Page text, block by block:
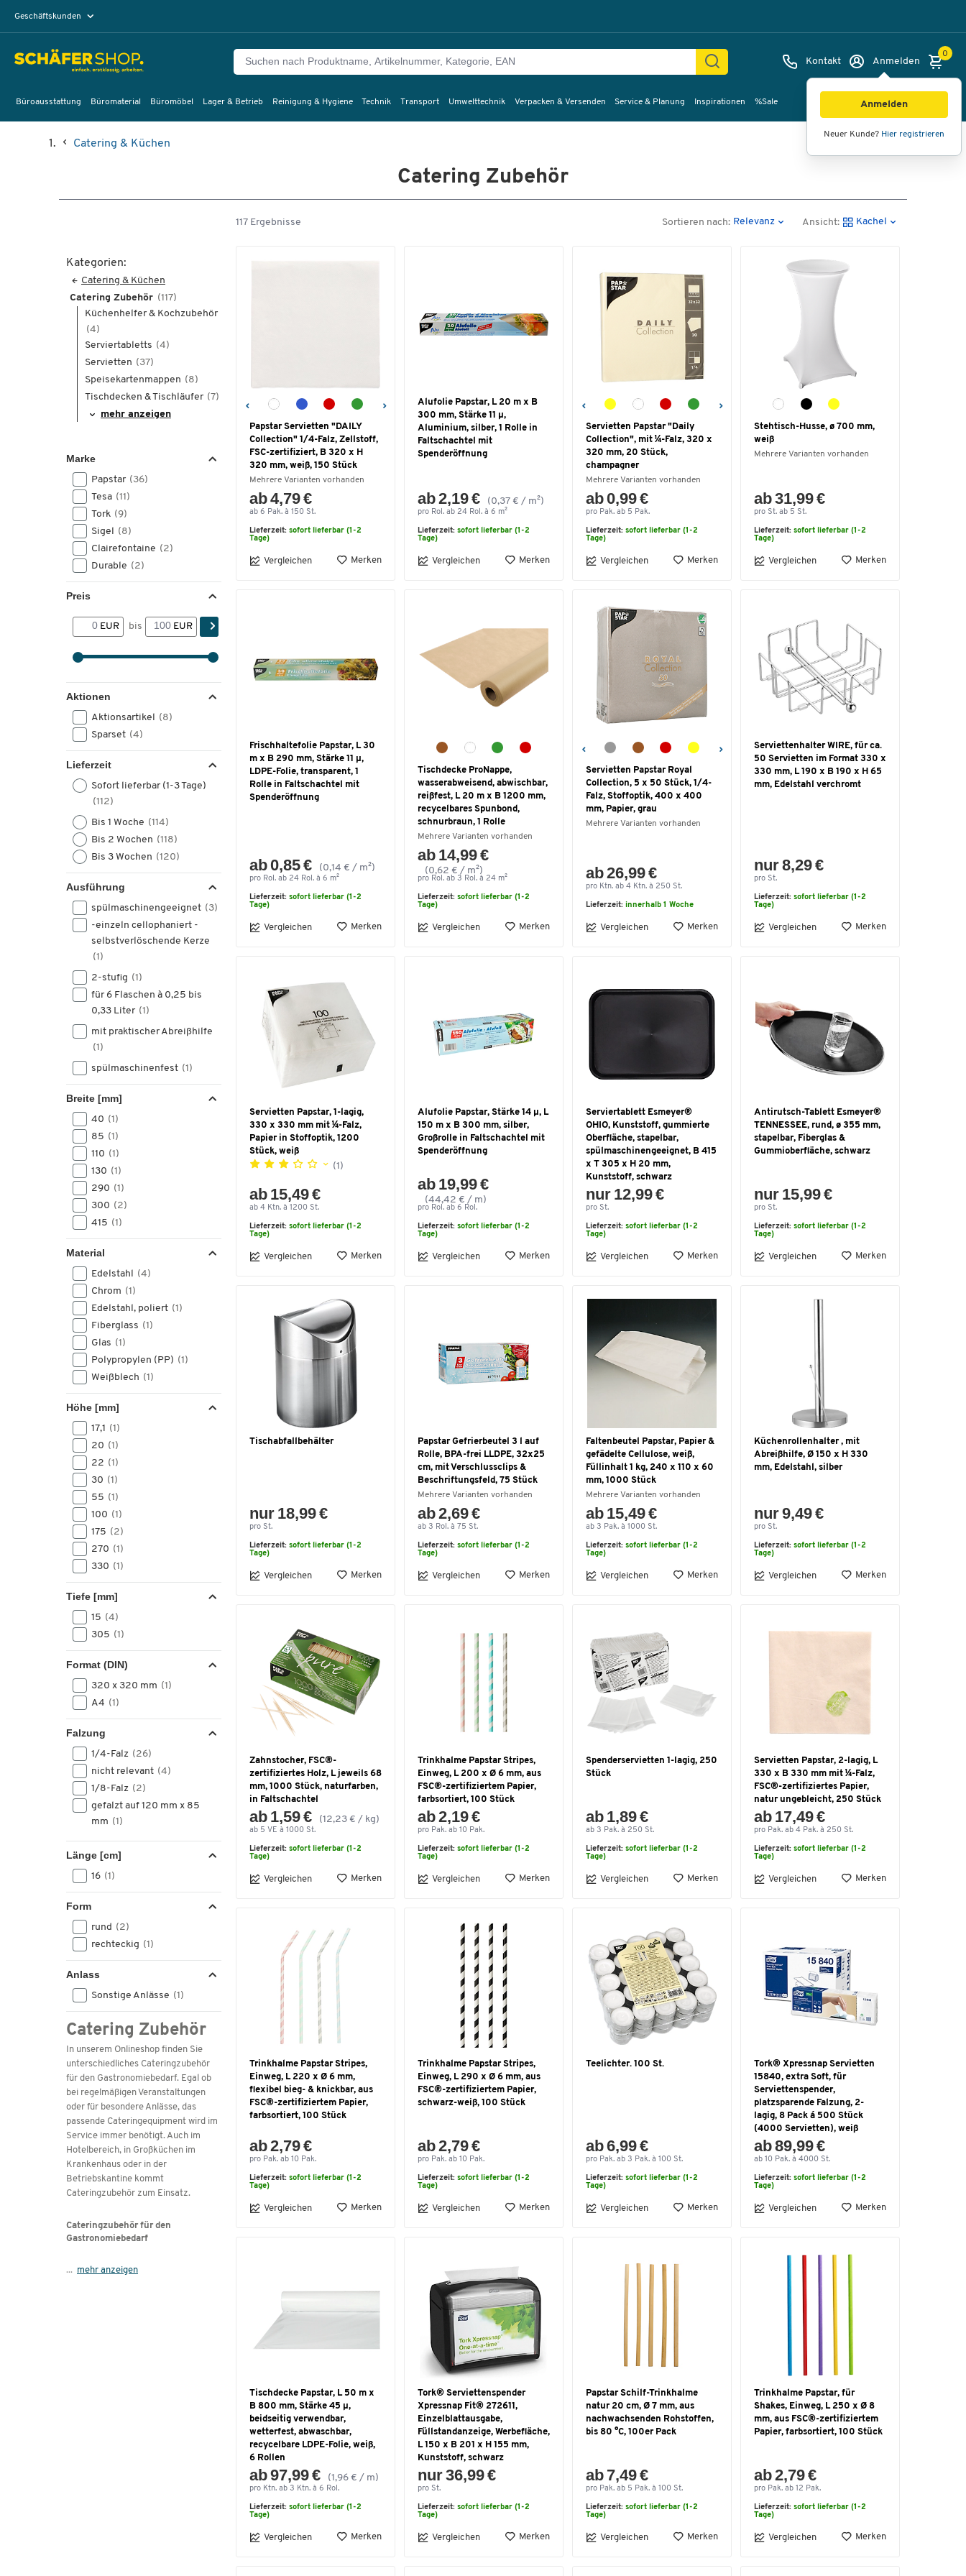
Geschäftskunden
Kontakt Anmelden
Anmelden
Neuer Kunde? Hier registrieren
0
Büroausstattung Büromaterial Büromöbel Lager & Betrieb Reinigung & Hygiene Technik Transport Umwelttechnik Verpacken & Versenden Service & Planung Inspirationen %Sale
Catering & Küchen
Catering Zubehör
Kategorien:
Catering & Küchen
Catering Zubehör (117)
Küchenhelfer & Kochzubehör
(4)
Serviertabletts (4)
Servietten (37)
Speisekartenmappen (8)
Tischdecken & Tischläufer (7)
mehr anzeigen
Marke
Papstar (36)
Tesa (11)
Tork (9)
Sigel (8)
Clairefontaine (2)
Durable (2)
Preis
EUR bis EUR
Aktionen
Aktionsartikel (8)
Sparset (4)
Lieferzeit
Sofort lieferbar (1-3 Tage)
(112)
Bis 1 Woche (114)
Bis 2 Wochen (118)
Bis 3 Wochen (120)
Ausführung
spülmaschinengeeignet (3)
-einzeln cellophaniert -
selbstverlöschende Kerze
(1)
2-stufig (1)
für 6 Flaschen à 0,25 bis
0,33 Liter (1)
mit praktischer Abreißhilfe
(1)
spülmaschinenfest (1)
Breite [mm]
40 (1)
85 (1)
110 (1)
130 (1)
290 (1)
300 (2)
415 (1)
Material
Edelstahl (4)
Chrom (1)
Edelstahl, poliert (1)
Fiberglass (1)
Glas (1)
Polypropylen (PP) (1)
Weißblech (1)
Höhe [mm]
17,1 (1)
20 (1)
22 (1)
30 (1)
55 (1)
100 (1)
175 (2)
270 (1)
330 (1)
Tiefe [mm]
15 (4)
305 (1)
Format (DIN)
320 x 320 mm (1)
A4 (1)
Falzung
1/4-Falz (26)
nicht relevant (4)
1/8-Falz (2)
gefalzt auf 120 mm x 85
mm (1)
Länge [cm]
16 (1)
Form
rund (2)
rechteckig (1)
Anlass
Sonstige Anlässe (1)
Catering Zubehör
In unserem Onlineshop finden Sie
unterschiedliches Cateringzubehör
für den Gastronomiebedarf. Egal ob
bei regelmäßigen Veranstaltungen
oder für besondere Anlässe, das
passende Cateringequipment wird im
Service immer benötigt. Auch im
Hotelbereich, in Großküchen im
Krankenhaus oder in der
Betriebskantine kommt
Cateringzubehör zum Einsatz.
Cateringzubehör für den
Gastronomiebedarf
... mehr anzeigen
117 Ergebnisse Sortieren nach: Relevanz Ansicht: Kachel
Papstar Servietten "DAILY
Collection" 1/4-Falz, Zellstoff,
FSC-zertifiziert, B 320 x H
320 mm, weiß, 150 Stück
Mehrere Varianten vorhanden
ab 4,79 €
ab 6 Pak. à 150 St.
Lieferzeit: sofort lieferbar (1-2
Tage)
Vergleichen Merken
Alufolie Papstar, L 20 m x B
300 mm, Stärke 11 μ,
Aluminium, silber, 1 Rolle in
Faltschachtel mit
Spenderöffnung
ab 2,19 € (0,37 € / m²)
pro Rol. ab 24 Rol. à 6 m²
Lieferzeit: sofort lieferbar (1-2
Tage)
Vergleichen Merken
Servietten Papstar "Daily
Collection", mit ¼-Falz, 320 x
320 mm, 20 Stück,
champagner
Mehrere Varianten vorhanden
ab 0,99 €
pro Pak. ab 5 Pak.
Lieferzeit: sofort lieferbar (1-2
Tage)
Vergleichen Merken
Stehtisch-Husse, ø 700 mm,
weiß
Mehrere Varianten vorhanden
ab 31,99 €
pro St. ab 5 St.
Lieferzeit: sofort lieferbar (1-2
Tage)
Vergleichen Merken
Frischhaltefolie Papstar, L 30
m x B 290 mm, Stärke 11 μ,
LDPE-Folie, transparent, 1
Rolle in Faltschachtel mit
Spenderöffnung
ab 0,85 € (0,14 € / m²)
pro Rol. ab 24 Rol. à 6 m²
Lieferzeit: sofort lieferbar (1-2
Tage)
Vergleichen Merken
Tischdecke ProNappe,
wasserabweisend, abwischbar,
reißfest, L 20 m x B 1200 mm,
recycelbares Spunbond,
schnurbraun, 1 Rolle
Mehrere Varianten vorhanden
ab 14,99 €
(0,62 € / m²)
pro Rol. ab 3 Rol. à 24 m²
Lieferzeit: sofort lieferbar (1-2
Tage)
Vergleichen Merken
Servietten Papstar Royal
Collection, 5 x 50 Stück, 1/4-
Falz, Stoffoptik, 400 x 400
mm, Papier, grau
Mehrere Varianten vorhanden
ab 26,99 €
pro Ktn. ab 4 Ktn. à 250 St.
Lieferzeit: innerhalb 1 Woche
Vergleichen Merken
Serviettenhalter WIRE, für ca.
50 Servietten im Format 330 x
330 mm, L 190 x B 190 x H 65
mm, Edelstahl verchromt
nur 8,29 €
pro St.
Lieferzeit: sofort lieferbar (1-2
Tage)
Vergleichen Merken
Servietten Papstar, 1-lagig,
330 x 330 mm mit ¼-Falz,
Papier in Stoffoptik, 1200
Stück, weiß
(1)
ab 15,49 €
ab 4 Ktn. à 1200 St.
Lieferzeit: sofort lieferbar (1-2
Tage)
Vergleichen Merken
Alufolie Papstar, Stärke 14 µ, L
150 m x B 300 mm, silber,
Großrolle in Faltschachtel mit
Spenderöffnung
ab 19,99 €
(44,42 € / m)
pro Rol. ab 6 Rol.
Lieferzeit: sofort lieferbar (1-2
Tage)
Vergleichen Merken
Serviertablett Esmeyer®
OHIO, Kunststoff, gummierte
Oberfläche, stapelbar,
spülmaschinengeeignet, B 415
x T 305 x H 20 mm,
Kunststoff, schwarz
nur 12,99 €
pro St.
Lieferzeit: sofort lieferbar (1-2
Tage)
Vergleichen Merken
Antirutsch-Tablett Esmeyer®
TENNESSEE, rund, ø 355 mm,
stapelbar, Fiberglas &
Gummioberfläche, schwarz
nur 15,99 €
pro St.
Lieferzeit: sofort lieferbar (1-2
Tage)
Vergleichen Merken
Tischabfallbehälter
nur 18,99 €
pro St.
Lieferzeit: sofort lieferbar (1-2
Tage)
Vergleichen Merken
Papstar Gefrierbeutel 3 l auf
Rolle, BPA-frei LLDPE, 32x25
cm, mit Verschlussclips &
Beschriftungsfeld, 75 Stück
Mehrere Varianten vorhanden
ab 2,69 €
ab 3 Rol. à 75 St.
Lieferzeit: sofort lieferbar (1-2
Tage)
Vergleichen Merken
Faltenbeutel Papstar, Papier &
gefädelte Cellulose, weiß,
Füllinhalt 1 kg, 240 x 110 x 60
mm, 1000 Stück
Mehrere Varianten vorhanden
ab 15,49 €
ab 3 Pak. à 1000 St.
Lieferzeit: sofort lieferbar (1-2
Tage)
Vergleichen Merken
Küchenrollenhalter , mit
Abreißhilfe, Ø 150 x H 330
mm, Edelstahl, silber
nur 9,49 €
pro St.
Lieferzeit: sofort lieferbar (1-2
Tage)
Vergleichen Merken
Zahnstocher, FSC®-
zertifiziertes Holz, L jeweils 68
mm, 1000 Stück, naturfarben,
in Faltschachtel
ab 1,59 € (12,23 € / kg)
ab 5 VE à 1000 St.
Lieferzeit: sofort lieferbar (1-2
Tage)
Vergleichen Merken
Trinkhalme Papstar Stripes,
Einweg, L 200 x Ø 6 mm, aus
FSC®-zertifiziertem Papier,
farbsortiert, 100 Stück
ab 2,19 €
pro Pak. ab 10 Pak.
Lieferzeit: sofort lieferbar (1-2
Tage)
Vergleichen Merken
Spenderservietten 1-lagig, 250
Stück
ab 1,89 €
ab 3 Pak. à 250 St.
Lieferzeit: sofort lieferbar (1-2
Tage)
Vergleichen Merken
Servietten Papstar, 2-lagig, L
330 x B 330 mm mit ¼-Falz,
FSC®-zertifiziertes Papier,
natur ungebleicht, 250 Stück
ab 17,49 €
pro Pak. ab 4 Pak. à 250 St.
Lieferzeit: sofort lieferbar (1-2
Tage)
Vergleichen Merken
Trinkhalme Papstar Stripes,
Einweg, L 220 x Ø 6 mm,
flexibel bieg- & knickbar, aus
FSC®-zertifiziertem Papier,
farbsortiert, 100 Stück
ab 2,79 €
pro Pak. ab 10 Pak.
Lieferzeit: sofort lieferbar (1-2
Tage)
Vergleichen Merken
Trinkhalme Papstar Stripes,
Einweg, L 290 x Ø 6 mm, aus
FSC®-zertifiziertem Papier,
schwarz-weiß, 100 Stück
ab 2,79 €
pro Pak. ab 10 Pak.
Lieferzeit: sofort lieferbar (1-2
Tage)
Vergleichen Merken
Teelichter. 100 St.
ab 6,99 €
pro Pak. ab 3 Pak. à 100 St.
Lieferzeit: sofort lieferbar (1-2
Tage)
Vergleichen Merken
Tork® Xpressnap Servietten
15840, extra Soft, für
Serviettenspender,
platzsparende Falzung, 2-
lagig, 8 Pack á 500 Stück
(4000 Servietten), weiß
ab 89,99 €
ab 10 Pak. à 4000 St.
Lieferzeit: sofort lieferbar (1-2
Tage)
Vergleichen Merken
Tischdecke Papstar, L 50 m x
B 800 mm, Stärke 45 μ,
beidseitig verwendbar,
wetterfest, abwaschbar,
recycelbare LDPE-Folie, weiß,
6 Rollen
ab 97,99 € (1,96 € / m)
pro Ktn. ab 3 Ktn. à 6 Rol.
Lieferzeit: sofort lieferbar (1-2
Tage)
Vergleichen Merken
Tork® Serviettenspender
Xpressnap Fit® 272611,
Einzelblattausgabe,
Füllstandanzeige, Werbefläche,
L 150 x B 201 x H 155 mm,
Kunststoff, schwarz
nur 36,99 €
pro St.
Lieferzeit: sofort lieferbar (1-2
Tage)
Vergleichen Merken
Papstar Schilf-Trinkhalme
natur 20 cm, Ø 7 mm, aus
nachwachsenden Rohstoffen,
bis 80 °C, 100er Pack
ab 7,49 €
pro Pak. ab 5 Pak. à 100 St.
Lieferzeit: sofort lieferbar (1-2
Tage)
Vergleichen Merken
Trinkhalme Papstar, für
Shakes, Einweg, L 250 x Ø 8
mm, aus FSC®-zertifiziertem
Papier, farbsortiert, 100 Stück
ab 2,79 €
pro Pak. ab 12 Pak.
Lieferzeit: sofort lieferbar (1-2
Tage)
Vergleichen Merken